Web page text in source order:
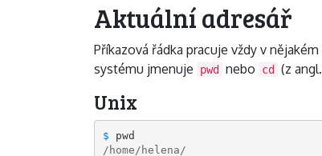
Aktuální adresář
Příkazová řádka pracuje vždy v nějakém
systému jmenuje
pwd nebo cd (z angl.
Unix
$ pwd
/home/helena/